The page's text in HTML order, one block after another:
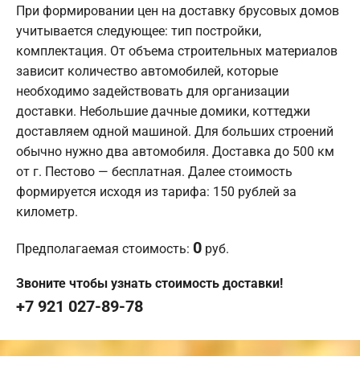
При формировании цен на доставку брусовых домов
учитывается следующее: тип постройки,
комплектация. От объема строительных материалов
зависит количество автомобилей, которые
необходимо задействовать для организации
доставки. Небольшие дачные домики, коттеджи
доставляем одной машиной. Для больших строений
обычно нужно два автомобиля. Доставка до 500 км
от г. Пестово — бесплатная. Далее стоимость
формируется исходя из тарифа: 150 рублей за
километр.
Предполагаемая стоимость: 0 руб.
Звоните чтобы узнать стоимость доставки!
+7 921 027-89-78